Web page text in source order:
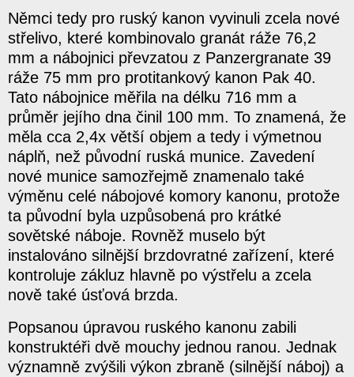
Němci tedy pro ruský kanon vyvinuli zcela nové
střelivo, které kombinovalo granát ráže 76,2
mm a nábojnici převzatou z Panzergranate 39
ráže 75 mm pro protitankový kanon Pak 40.
Tato nábojnice měřila na délku 716 mm a
průměr jejího dna činil 100 mm. To znamená, že
měla cca 2,4x větší objem a tedy i výmetnou
náplň, než původní ruská munice. Zavedení
nové munice samozřejmě znamenalo také
výměnu celé nábojové komory kanonu, protože
ta původní byla uzpůsobená pro krátké
sovětské náboje. Rovněž muselo být
instalováno silnější brzdovratné zařízení, které
kontroluje zákluz hlavně po výstřelu a zcela
nově také úsťová brzda.
Popsanou úpravou ruského kanonu zabili
konstruktéři dvě mouchy jednou ranou. Jednak
významně zvýšili výkon zbraně (silnější náboj) a